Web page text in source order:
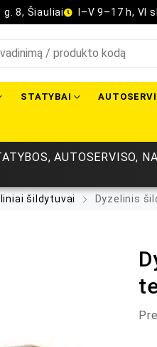
g. 8, Šiauliai I–V 9–17 h, VI
STATYBAI
AUTOSERVISO,
šildytuvai Dyzelinis